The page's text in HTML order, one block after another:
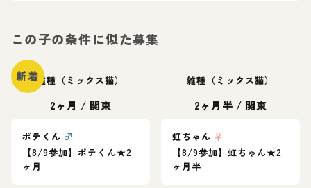
この子の条件に似た募集
新着雑種（ミックス猫）
2ヶ月 / 関東
ポテくん ♂
【8/9参加】ポテくん★2
ヶ月
雑種（ミックス猫）
2ヶ月半 / 関東
虹ちゃん ♀
【8/9参加】虹ちゃん★2
ヶ月半